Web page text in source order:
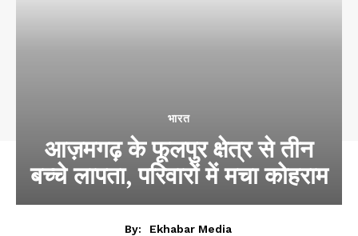
भारत
आज़मगढ़ के फूलपुर क्षेत्र से तीन
बच्चे लापता, परिवारों में मचा कोहराम
By:
Ekhabar Media